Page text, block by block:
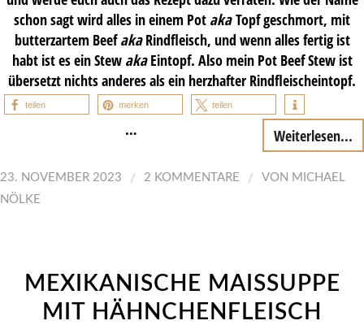
schon sagt wird alles in einem Pot akaTopf geschmort, mit
butterzartem BeefakaRindfleisch, und wenn alles fertig ist
habt ist es ein Stew akaEintopf. Also mein Pot Beef Stew ist
übersetzt nichts anderes als ein herzhafter Rindfleischeintopf.
teilen merken teilen
… Weiterlesen...
23. NOVEMBER 2023 / 2 KOMMENTARE / VON MICHAEL
NÖLKE
MEXIKANISCHE MAISSUPPE
MIT HÄHNCHENFLEISCH